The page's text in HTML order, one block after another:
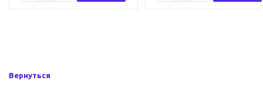
Вернуться